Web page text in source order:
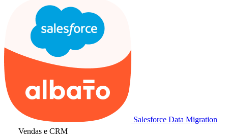
Salesforce Data Migration
Vendas e CRM